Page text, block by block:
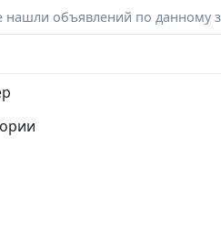
объявлений по данному